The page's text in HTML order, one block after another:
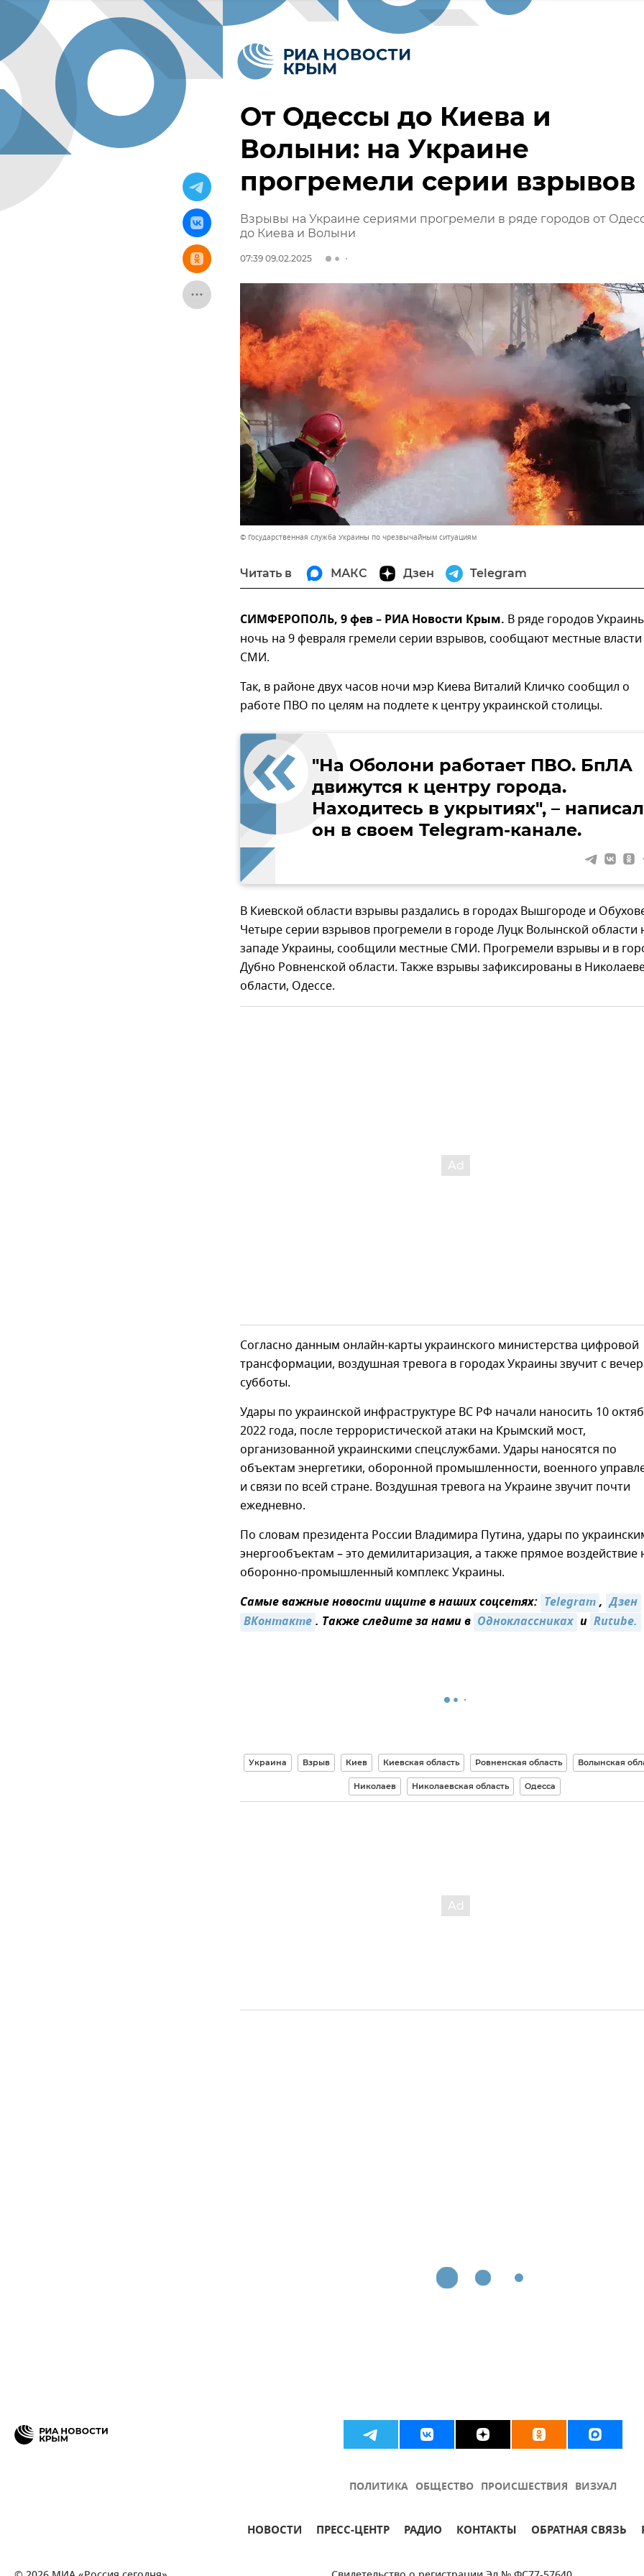
От Одессы до Киева и
Волыни: на Украине
прогремели серии взрывов
Взрывы на Украине сериями прогремели в ряде городов от
до Киева и Волыни
07:39 09.02.2025
© Государственная служба Украины по чрезвычайным ситуациям
Читать в МАКС Дзен Telegram
СИМФЕРОПОЛЬ, 9 фев – РИА Новости Крым. В ряде городов
ночь на 9 февраля гремели серии взрывов, сообщают местные
СМИ.
Так, в районе двух часов ночи мэр Киева Виталий Кличко сообщил о
работе ПВО по целям на подлете к центру украинской столицы.
"На Оболони работает ПВО. БпЛА
движутся к центру города.
Находитесь в укрытиях", – написал
он в своем Telegram-канале.
В Киевской области взрывы раздались в городах Вышгороде и
Четыре серии взрывов прогремели в городе Луцк Волынской области
западе Украины, сообщили местные СМИ. Прогремели взрывы и в
Дубно Ровненской области. Также взрывы зафиксированы в
области, Одессе.
Согласно данным онлайн-карты украинского министерства цифровой
трансформации, воздушная тревога в городах Украины звучит с
субботы.
Удары по украинской инфраструктуре ВС РФ начали наносить 10
2022 года, после террористической атаки на Крымский мост,
организованной украинскими спецслужбами. Удары наносятся по
объектам энергетики, оборонной промышленности, военного
и связи по всей стране. Воздушная тревога на Украине звучит почти
ежедневно.
По словам президента России Владимира Путина, удары по
энергообъектам – это демилитаризация, а также прямое воздействие
оборонно-промышленный комплекс Украины.
Самые важные новости ищите в наших соцсетях: Telegram, Дзен
ВКонтакте. Также следите за нами в Одноклассниках и Rutube.
Украина Взрыв Киев Киевская область Ровненская область Волынская
Николаев Николаевская область Одесса
ПОЛИТИКА ОБЩЕСТВО ПРОИСШЕСТВИЯ ВИЗУАЛ
НОВОСТИ ПРЕСС-ЦЕНТР РАДИО КОНТАКТЫ ОБРАТНАЯ СВЯЗЬ